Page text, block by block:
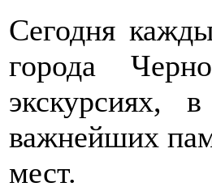
Сегодня
города
экскурсиях,
важнейших
мест.